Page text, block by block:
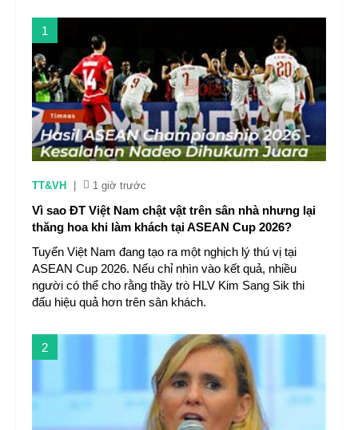
1
TT&VH 1 giờ trước
Vì sao ĐT Việt Nam chật vật trên sân nhà nhưng lại
thăng hoa khi làm khách tại ASEAN Cup 2026?
Tuyển Việt Nam đang tạo ra một nghịch lý thú vị tại
ASEAN Cup 2026. Nếu chỉ nhìn vào kết quả, nhiều
người có thể cho rằng thầy trò HLV Kim Sang Sik thi
đấu hiệu quả hơn trên sân khách.
2